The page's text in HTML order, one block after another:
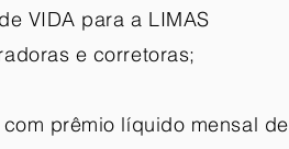
VIDA para a LIMAS
e corretoras;
prêmio líquido mensal de